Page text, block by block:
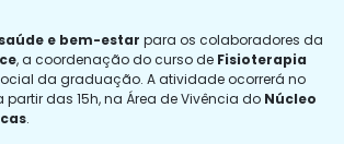
saúde e bem-estar para os colaboradores da
, a coordenação do curso de Fisioterapia
da graduação. A atividade ocorrerá no
partir das 15h, na Área de Vivência do Núcleo
.